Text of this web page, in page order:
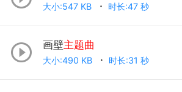
大小:547 KB 时长:47 秒
画壁主题曲
大小:490 KB 时长:31 秒